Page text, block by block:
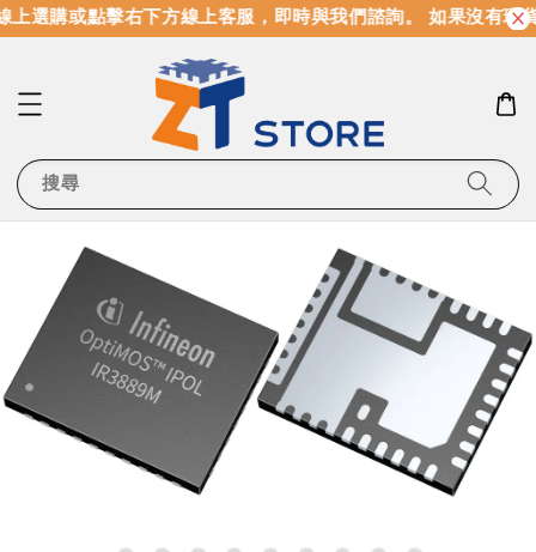
選購或點擊右下方線上客服，即時與我們諮詢。 如果沒有現
搜尋